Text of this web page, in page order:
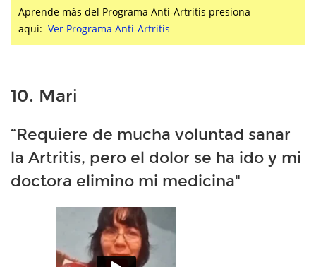
Aprende más del Programa Anti-Artritis presiona
aqui: Ver Programa Anti-Artritis
10. Mari
“Requiere de mucha voluntad sanar
la Artritis, pero el dolor se ha ido y mi
doctora elimino mi medicina"